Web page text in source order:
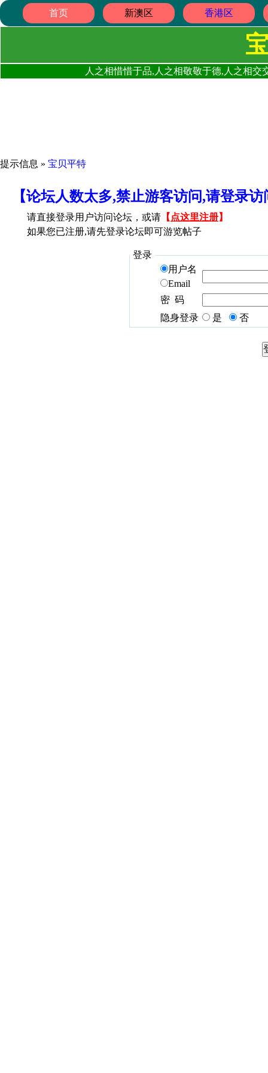
首页 新澳区 香港区
人之相惜惜于品,人之相敬敬于德,人之相
提示信息 » 宝贝平特
【论坛人数太多,禁止游客访问,请登录
请直接登录用户访问论坛，或请 【 点这里注册】
如果您已注册,请先登录论坛即可游览帖子
登录
用户名
Email
密 码
隐身登录
是 否